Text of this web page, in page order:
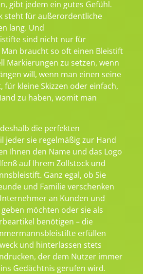
gibt jedem ein gutes Gefühl.
steht für außerordentliche
lang. Und
sind nicht nur für
braucht so oft einen Bleistift
Markierungen zu setzen, wenn
will, wenn man einen seine
für kleine Skizzen oder einfach,
zu haben, womit man
die perfekten
jeder sie regelmäßig zur Hand
Ihnen den Name und das Logo
auf Ihrem Zollstock und
Ganz egal, ob Sie
und Familie verschenken
an Kunden und
möchten oder sie als
benötigen – die
erfüllen
und hinterlassen stets
der dem Nutzer immer
Gedächtnis gerufen wird.